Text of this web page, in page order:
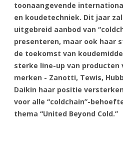
toonaangevende
en koudetechniek. Dit jaar
uitgebreid aanbod van
presenteren, maar ook haar
de toekomst van
sterke line-up van producten
merken - Zanotti, Tewis,
Daikin haar positie
voor alle “coldchain”-
thema “United Beyond Cold.”